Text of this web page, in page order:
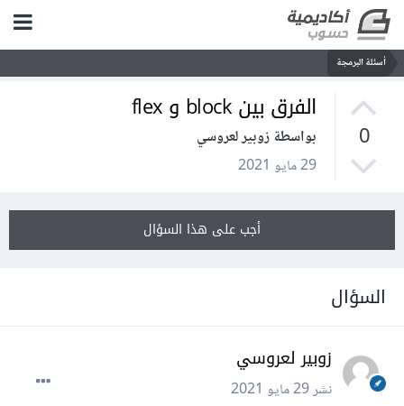
أسئلة البرمجة
0
الفرق بين block و flex
بواسطة زوبير لعروسي
29 مايو 2021
أجب على هذا السؤال
السؤال
زوبير لعروسي
نشر29 مايو 2021